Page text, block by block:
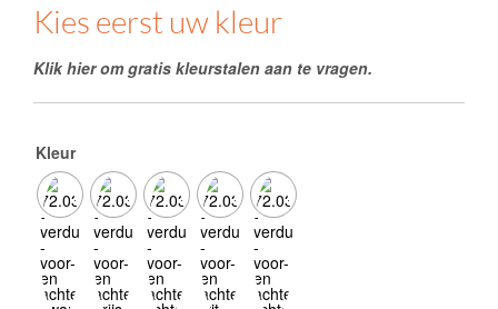
Kies eerst uw kleur
Klik hier om gratis kleurstalen aan te vragen.
Kleur